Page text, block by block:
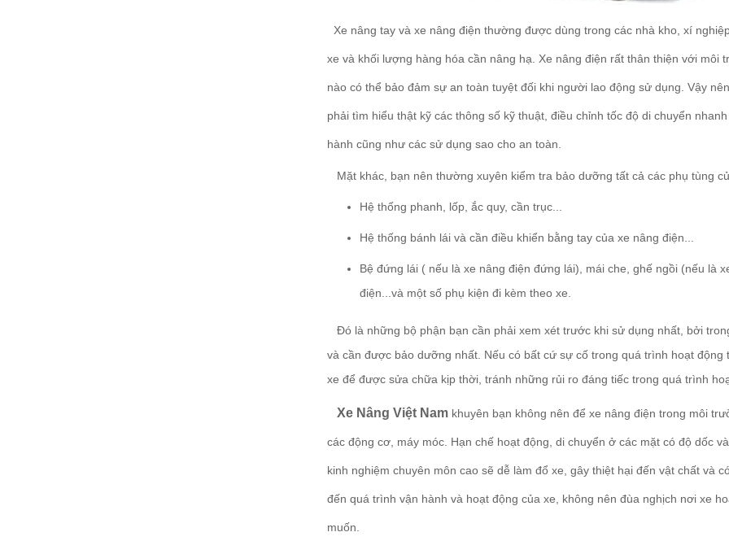
Xe nâng tay và xe nâng điện thường được dùng trong các nhà kho, xí
xe và khối lượng hàng hóa cần nâng hạ. Xe nâng điện rất thân thiện với môi
nào có thể bảo đảm sự an toàn tuyệt đối khi người lao động sử dụng. Vậy
phải tìm hiểu thật kỹ các thông số kỹ thuật, điều chỉnh tốc độ di chuyển
hành cũng như các sử dụng sao cho an toàn.
Mặt khác, bạn nên thường xuyên kiểm tra bảo dưỡng tất cả các phụ tùng
Hệ thống phanh, lốp, ắc quy, cần trục...
Hệ thống bánh lái và cần điều khiển bằng tay của xe nâng điện...
Bệ đứng lái ( nếu là xe nâng điện đứng lái), mái che, ghế ngồi (nếu là
điện...và một số phụ kiện đi kèm theo xe.
Đó là những bộ phận bạn cần phải xem xét trước khi sử dụng nhất, bởi
và cần được bảo dưỡng nhất. Nếu có bất cứ sự cố trong quá trình hoạt
xe để được sửa chữa kịp thời, tránh những rủi ro đáng tiếc trong quá trình
Xe Nâng Việt Nam khuyên bạn không nên để xe nâng điện trong môi
các động cơ, máy móc. Hạn chế hoạt động, di chuyển ở các mặt có độ dốc
kinh nghiệm chuyên môn cao sẽ dễ làm đổ xe, gây thiệt hại đến vật chất và
đến quá trình vận hành và hoạt động của xe, không nên đùa nghịch nơi xe
muốn.